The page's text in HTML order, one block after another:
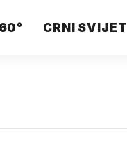
CRNI SVIJET